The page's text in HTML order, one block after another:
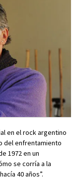
en el rock argentino
del enfrentamiento
1972 en un
se corría a la
40 años”.